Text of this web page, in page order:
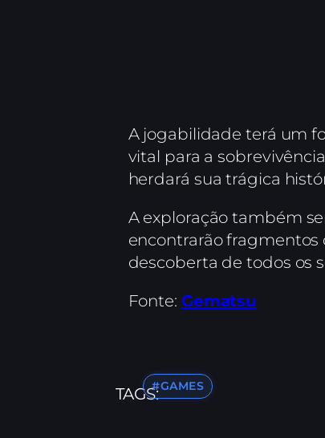
A jogabilidade terá um
vital para a
herdará sua trágica
A exploração também
encontrarão
descoberta de todos os
Fonte: Gematsu
TAGS:#GAMES